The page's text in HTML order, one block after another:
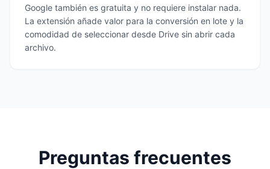
Google también es gratuita y no requiere instalar nada.
La extensión añade valor para la conversión en lote y la
comodidad de seleccionar desde Drive sin abrir cada
archivo.
Preguntas frecuentes